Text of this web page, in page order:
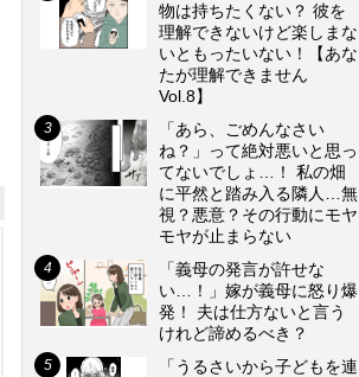
物は持ちたくない？ 彼を
理解できないけど楽しまな
いともったいない！【あな
たが理解できません
Vol.8】
「あら、ごめんなさい
ね？」って絶対悪いと思っ
てないでしょ…！ 私の畑
に平然と踏み入る隣人…無
視？悪意？その行動にモヤ
モヤが止まらない
「義母の発言が許せな
い…！」嫁が義母に怒り爆
発！ 夫は仕方ないと言う
けれど諦めるべき？
「うるさいから子どもを連